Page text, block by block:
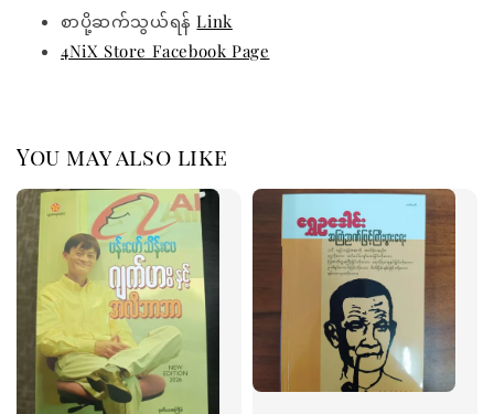
စာပို့ဆက်သွယ်ရန်Link
4NiX Store Facebook Page
You may also like